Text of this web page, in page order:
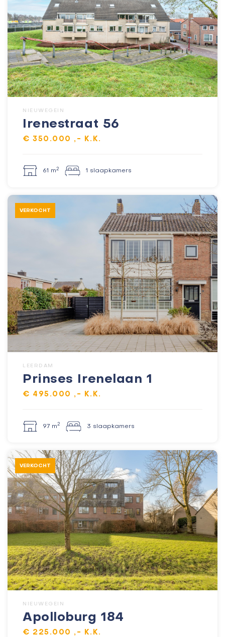
NIEUWEGEIN
Irenestraat 56
€ 350.000 ,- K.K.
61 m2 1 slaapkamers
VERKOCHT
LEERDAM
Prinses Irenelaan 1
€ 495.000 ,- K.K.
97 m2 3 slaapkamers
VERKOCHT
NIEUWEGEIN
Apolloburg 184
€ 225.000 ,- K.K.